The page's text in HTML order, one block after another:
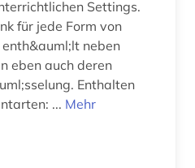
grundschulunterricht (1)
Settings.
für jede Form von
neben
eben auch deren
Enthalten
sind folgende Dokumentarten: ... Mehr